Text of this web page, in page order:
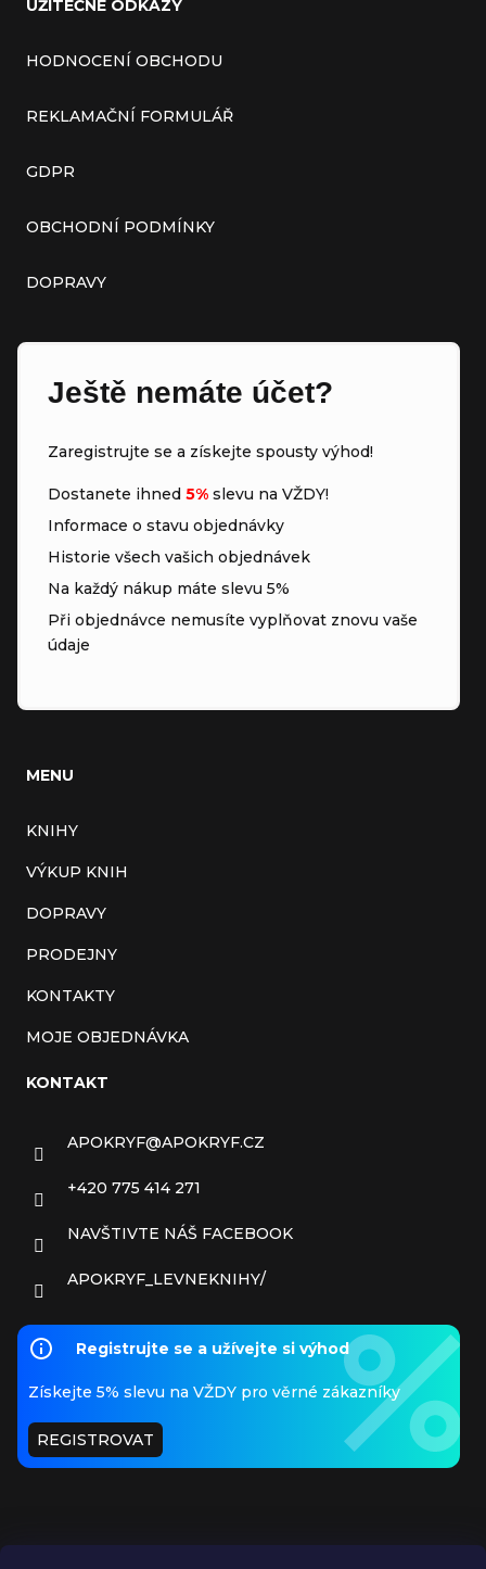
UŽITEČNÉ ODKAZY
HODNOCENÍ OBCHODU
REKLAMAČNÍ FORMULÁŘ
GDPR
OBCHODNÍ PODMÍNKY
DOPRAVY
Ještě nemáte účet?
Zaregistrujte se a získejte spousty výhod!
Dostanete ihned 5% slevu na VŽDY!
Informace o stavu objednávky
Historie všech vašich objednávek
Na každý nákup máte slevu 5%
Při objednávce nemusíte vyplňovat znovu vaše
údaje
MENU
KNIHY
VÝKUP KNIH
DOPRAVY
PRODEJNY
KONTAKTY
MOJE OBJEDNÁVKA
KONTAKT
APOKRYF@APOKRYF.CZ
+420 775 414 271
NAVŠTIVTE NÁŠ FACEBOOK
APOKRYF_LEVNEKNIHY/
Registrujte se a užívejte si výhod
Získejte 5% slevu na VŽDY pro věrné zákazníky
REGISTROVAT